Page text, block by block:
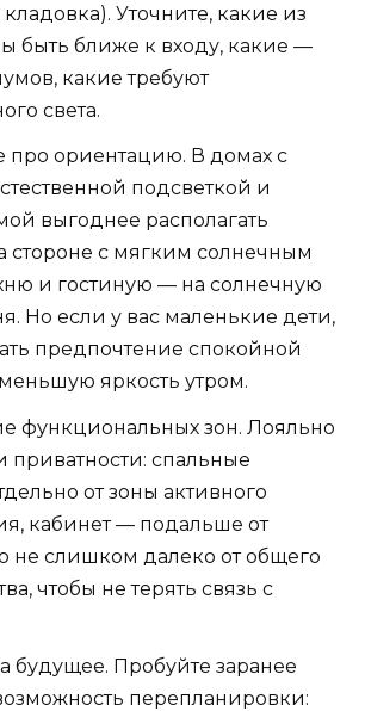
кладовка). Уточните, какие из
быть ближе к входу, какие —
какие требуют
света.
про ориентацию. В домах с
подсветкой и
выгоднее располагать
стороне с мягким солнечным
и гостиную — на солнечную
Но если у вас маленькие дети,
предпочтение спокойной
яркость утром.
функциональных зон. Лояльно
приватности: спальные
от зоны активного
кабинет — подальше от
не слишком далеко от общего
чтобы не терять связь с
будущее. Пробуйте заранее
перепланировки: